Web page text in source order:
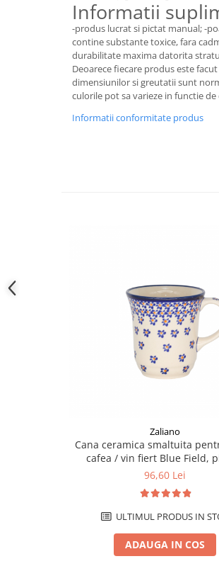
Informatii
-produs lucrat si pictat manual; -
contine substante toxice, fara
durabilitate maxima datorita
Deoarece fiecare produs este
dimensiunilor si greutatii sunt
culorile pot sa varieze in functie de
Informatii conformitate produs
Zaliano
Cana ceramica smaltuita
cafea / vin fiert Blue Field,
manual, 300 ml
96,60 Lei
ULTIMUL PRODUS IN
ADAUGA IN COS